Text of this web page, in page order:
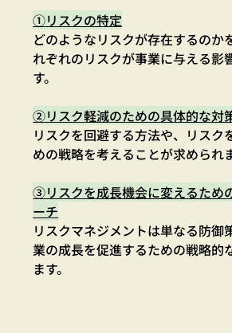
①リスクの特定
どのようなリスクが存在するのか
れぞれのリスクが事業に与える影
す。
②リスク軽減のための具体的な対
リスクを回避する方法や、リスク
めの戦略を考えることが求められ
③リスクを成長機会に変えるため
ーチ
リスクマネジメントは単なる防御
業の成長を促進するための戦略的
ます。